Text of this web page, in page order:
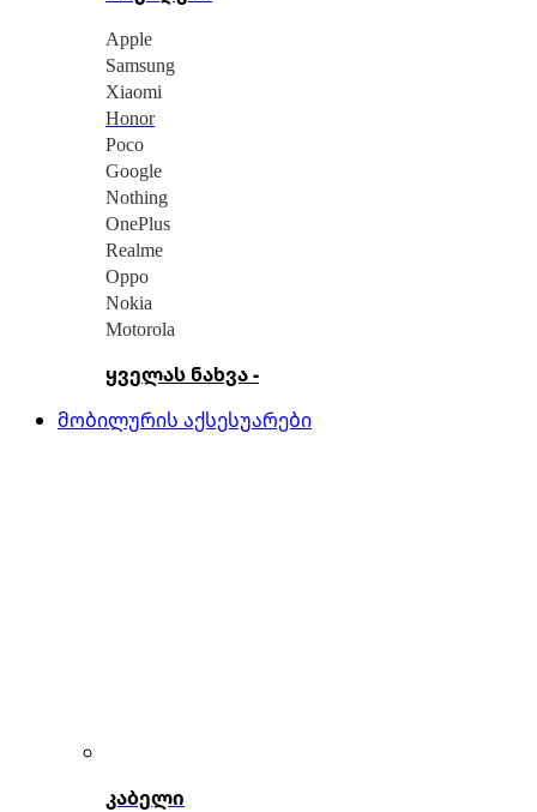
Apple
Samsung
Xiaomi
Honor
Poco
Google
Nothing
OnePlus
Realme
Oppo
Nokia
Motorola
ყველას ნახვა -
მობილურის აქსესუარები
კაბელი